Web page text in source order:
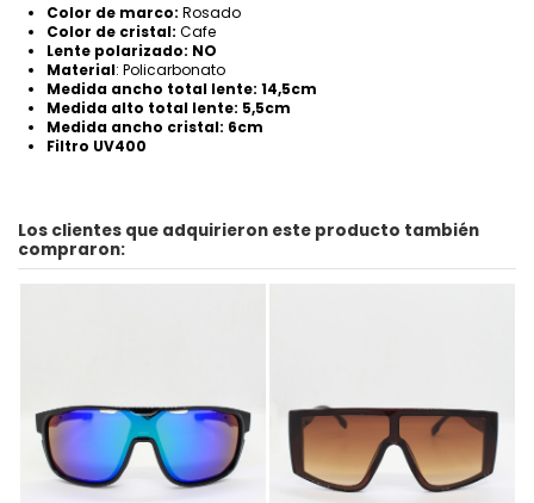
Color de marco: Rosado
Color de cristal: Cafe
Lente polarizado: NO
Material: Policarbonato
Medida ancho total lente: 14,5cm
Medida alto total lente: 5,5cm
Medida ancho cristal: 6cm
Filtro UV400
Los clientes que adquirieron este producto también
compraron: